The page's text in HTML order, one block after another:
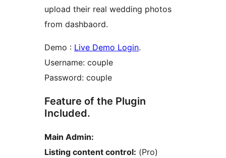
upload their real wedding photos
from dashbaord.
Demo : Live Demo Login.
Username: couple
Password: couple
Feature of the Plugin
Included.
Main Admin:
Listing content control: (Pro)